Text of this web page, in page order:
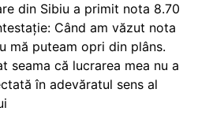
din Sibiu a primit nota 8.70
Când am văzut nota
mă puteam opri din plâns.
seama că lucrarea mea nu a
în adevăratul sens al